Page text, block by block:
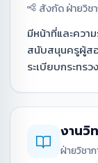
สังกัด ฝ่ายวิช
มีหน้าที่และควา
สนับสนุนครูผู้สอ
ระเบียบกระทรว
งานวิ
ฝ่ายวิชาก